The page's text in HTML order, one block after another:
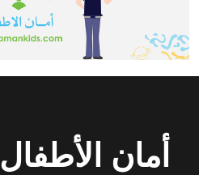
أمان الأطفال